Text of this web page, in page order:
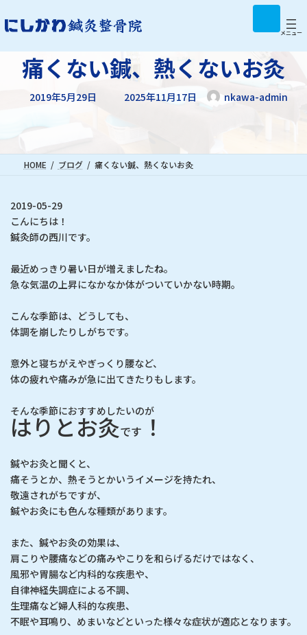
ン
テ
ン
ビ
ゲ
ー
ア
コ
ク
メニュー
痛くない鍼、熱くないお灸
2019年5月29日 最
終
2025年11月17日 nkawa-admin
HOME ブログ 痛くない鍼、熱くないお灸
2019-05-29
こんにちは！
鍼灸師の西川です。
最近めっきり暑い日が増えましたね。
急な気温の上昇になかなか体がついていかない時期。
こんな季節は、どうしても、
体調を崩したりしがちです。
意外と寝ちがえやぎっくり腰など、
体の疲れや痛みが急に出てきたりもします。
そんな季節におすすめしたいのが
はりとお灸です ！
鍼やお灸と聞くと、
痛そうとか、熱そうとかいうイメージを持たれ、
敬遠されがちですが、
鍼やお灸にも色んな種類があります。
また、鍼やお灸の効果は、
肩こりや腰痛などの痛みやこりを和らげるだけではなく、
風邪や胃腸など内科的な疾患や、
自律神経失調症による不調、
生理痛など婦人科的な疾患、
不眠や耳鳴り、めまいなどといった様々な症状が適応となります。